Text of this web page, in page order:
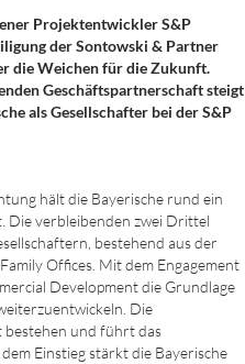
Projektentwickler S&P
der Sontowski & Partner
die Weichen für die Zukunft.
Geschäftspartnerschaft steigt
als Gesellschafter bei der S&P
hält die Bayerische rund ein
Die verbleibenden zwei Drittel
bestehend aus der
Offices. Mit dem Engagement
Development die Grundlage
Die
und führt das
Einstieg stärkt die Bayerische